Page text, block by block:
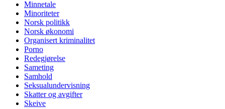
Minnetale
Minoriteter
Norsk politikk
Norsk økonomi
Organisert kriminalitet
Porno
Redegjørelse
Sameting
Samhold
Seksualundervisning
Skatter og avgifter
Skeive